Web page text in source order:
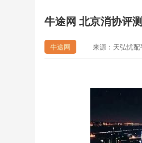
牛途网 北京消协评
牛途网 来源：天弘忧配